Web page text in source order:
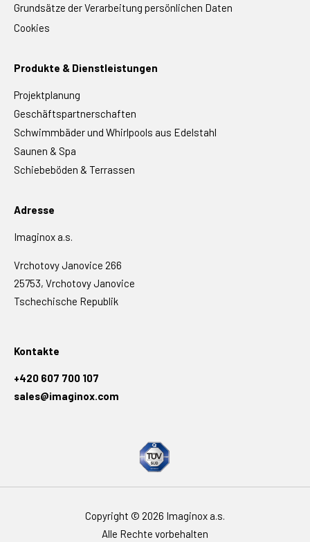
Grundsätze der Verarbeitung persönlichen Daten
Cookies
Produkte & Dienstleistungen
Projektplanung
Geschäftspartnerschaften
Schwimmbäder und Whirlpools aus Edelstahl
Saunen & Spa
Schiebeböden & Terrassen
Adresse
Imaginox a.s.
Vrchotovy Janovice 266
25753, Vrchotovy Janovice
Tschechische Republik
Kontakte
+420 607 700 107
sales@imaginox.com
Copyright © 2026 Imaginox a.s.
Alle Rechte vorbehalten